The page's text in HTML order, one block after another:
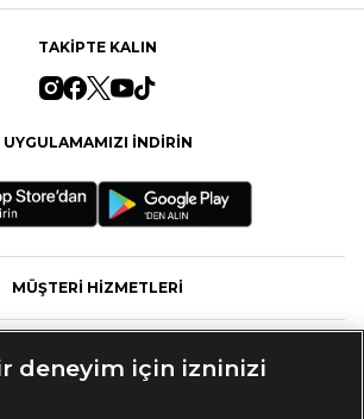
TAKİPTE KALIN
UYGULAMAMIZI İNDİRİN
MÜŞTERİ HİZMETLERİ
deneyim için izninizi